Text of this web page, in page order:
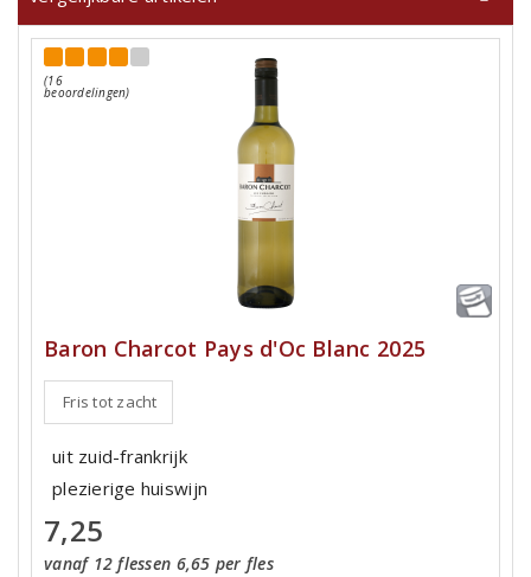
(16
beoordelingen)
Baron Charcot Pays d'Oc Blanc 2025
Fris tot zacht
uit zuid-frankrijk
plezierige huiswijn
7,25
vanaf 12 flessen 6,65 per fles